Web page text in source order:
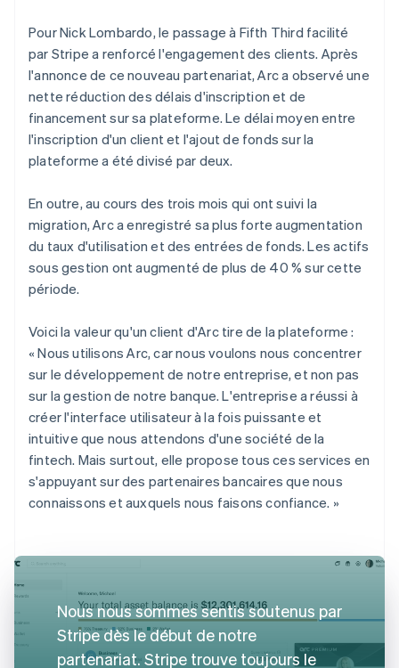
Pour Nick Lombardo, le passage à Fifth Third facilité
par Stripe a renforcé l'engagement des clients. Après
l'annonce de ce nouveau partenariat, Arc a observé une
nette réduction des délais d'inscription et de
financement sur sa plateforme. Le délai moyen entre
l'inscription d'un client et l'ajout de fonds sur la
plateforme a été divisé par deux.
En outre, au cours des trois mois qui ont suivi la
migration, Arc a enregistré sa plus forte augmentation
du taux d'utilisation et des entrées de fonds. Les actifs
sous gestion ont augmenté de plus de 40 % sur cette
période.
Voici la valeur qu'un client d'Arc tire de la plateforme :
« Nous utilisons Arc, car nous voulons nous concentrer
sur le développement de notre entreprise, et non pas
sur la gestion de notre banque. L'entreprise a réussi à
créer l'interface utilisateur à la fois puissante et
intuitive que nous attendons d'une société de la
fintech. Mais surtout, elle propose tous ces services en
s'appuyant sur des partenaires bancaires que nous
connaissons et auxquels nous faisons confiance. »
Nous nous sommes sentis soutenus par
Stripe dès le début de notre
partenariat. Stripe trouve toujours le